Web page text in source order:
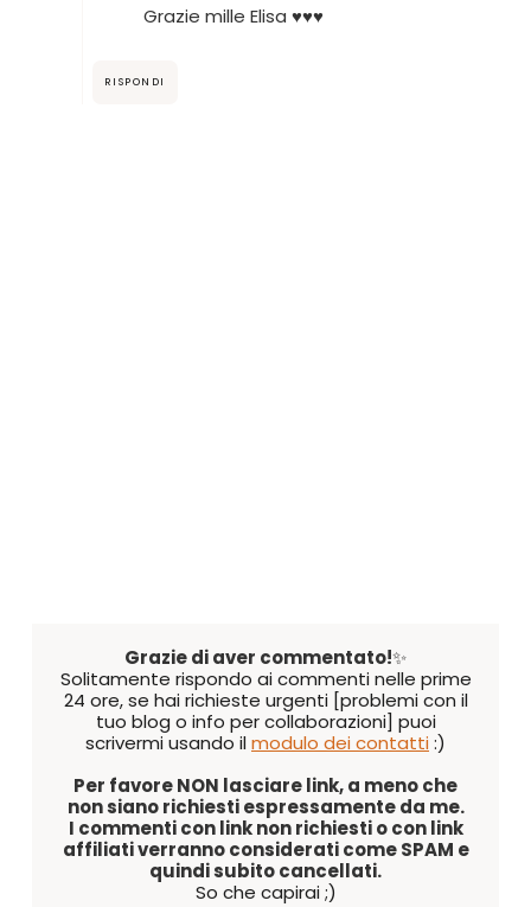
Grazie mille Elisa ♥♥♥
RISPONDI
Grazie di aver commentato!✨
Solitamente rispondo ai commenti nelle prime
24 ore, se hai richieste urgenti [problemi con il
tuo blog o info per collaborazioni] puoi
scrivermi usando ilmodulo dei contatti:)
Per favore NON lasciare link, a meno che
non siano richiesti espressamente da me.
I commenti con link non richiesti o con link
affiliati verranno considerati come SPAM e
quindi subito cancellati.
So che capirai ;)